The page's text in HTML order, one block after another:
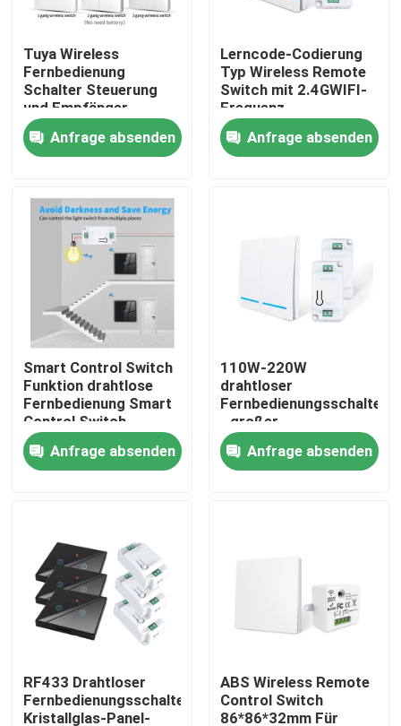
Haus
Produkte
Über uns
Fabrik-Ausflug
Qualitätskontrolle
Fordern Sie ein Zitat
Intelligenter Schalter Homekit
Zigbee Smart Switch
Tuya Wireless
Fernbedienung
Schalter Steuerung
und Empfänger
Übereinstimmung mit
Tuya Modul
Unterstützung Google
Sprachsteuerung
Anfrage absenden
Lerncode-Codierung
Typ Wireless Remote
Switch mit 2.4GWIFI-
Frequenz
Anfrage absenden
Smart Control Switch
Funktion drahtlose
Fernbedienung Smart
Control Switch
Funktion
Anfrage absenden
110W-220W
drahtloser
Fernbedienungsschalter
- großer
Temperaturbereich
für verschiedene
Anwendungen
Anfrage absenden
RF433 Drahtloser
Fernbedienungsschalter
Kristallglas-Panel-
ABS Wireless Remote
Control Switch
86*86*32mm Für